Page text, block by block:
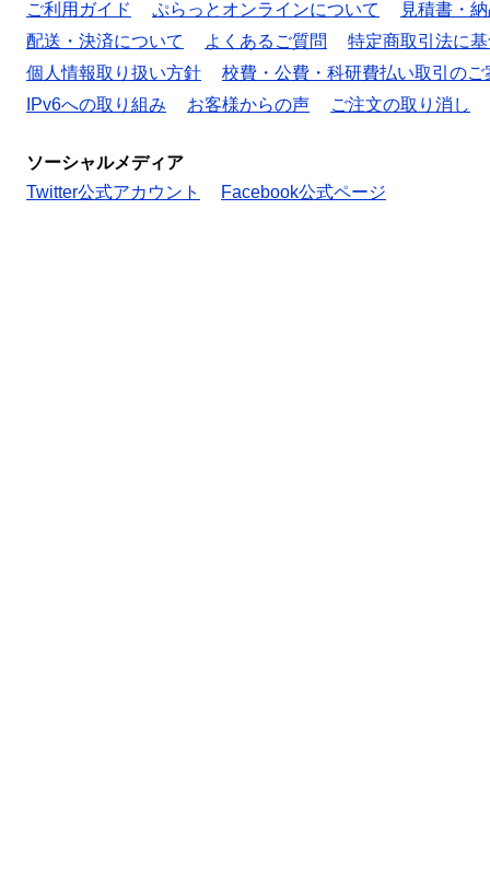
ご利用ガイド ぷらっとオンラインについて
見積書・
配送・決済について
よくあるご質問
特定商取引法に
個人情報取り扱い方針
校費・公費・科研費払い取引のご
IPv6への取り組み
お客様からの声 ご注文の取り消し
ソーシャルメディア
Twitter公式アカウント
Facebook公式ページ